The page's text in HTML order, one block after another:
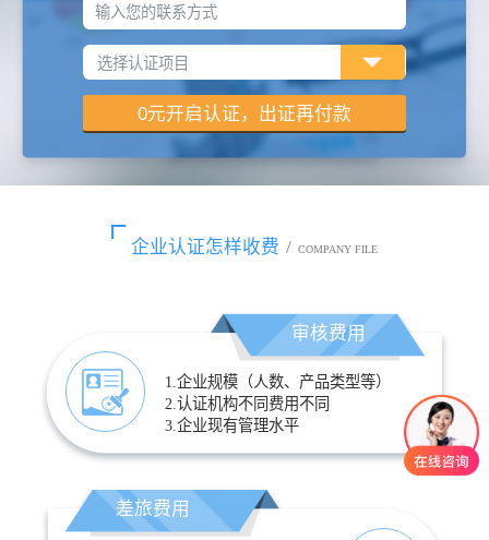
输入您的联系方式
企业认证怎样收费 / COMPANY FILE
审核费用
1.企业规模（人数、产品类型等）
2.认证机构不同费用不同
3.企业现有管理水平
差旅费用